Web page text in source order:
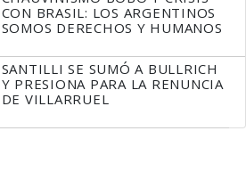
CON BRASIL: LOS ARGENTINOS
SOMOS DERECHOS Y HUMANOS
SANTILLI SE SUMÓ A BULLRICH
Y PRESIONA PARA LA RENUNCIA
DE VILLARRUEL